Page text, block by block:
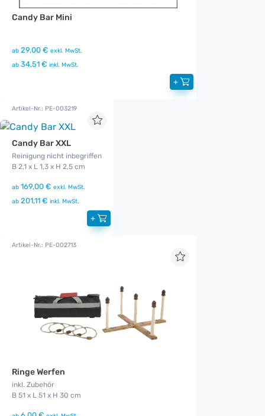
Candy Bar Mini
ab 29,00 € exkl. MwSt.
ab 34,51 € inkl. MwSt.
+
Artikel-Nr.: PE-003219
Candy Bar XXL
Reinigung nicht inbegriffen
B 2,1 x L 1,3 x H 2,5 cm
ab 169,00 € exkl. MwSt.
ab 201,11 € inkl. MwSt.
+
Artikel-Nr.: PE-002713
Ringe Werfen
inkl. Zubehör
B 51 x L 51 x H 30 cm